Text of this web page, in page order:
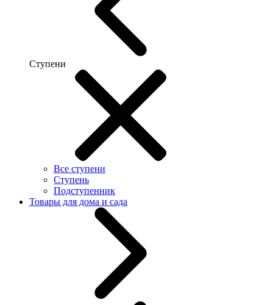
Ступени
Все ступени
Ступень
Подступенник
Товары для дома и сада